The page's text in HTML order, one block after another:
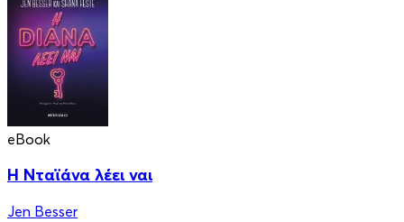
eBook
Η Νταϊάνα λέει ναι
Jen Besser